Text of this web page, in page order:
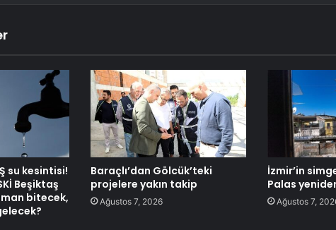
su kesintisi!
Beşiktaş
bitecek,
Baraçlı’dan Gölcük’teki
projelere yakın takip
Ağustos 7, 2026
İzmir’in
Palas
Ağustos 7,